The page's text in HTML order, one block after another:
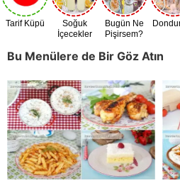
Tarif Küpü
Soğuk
İçecekler
Bugün Ne
Pişirsem?
Bu Menülere de Bir Göz Atın